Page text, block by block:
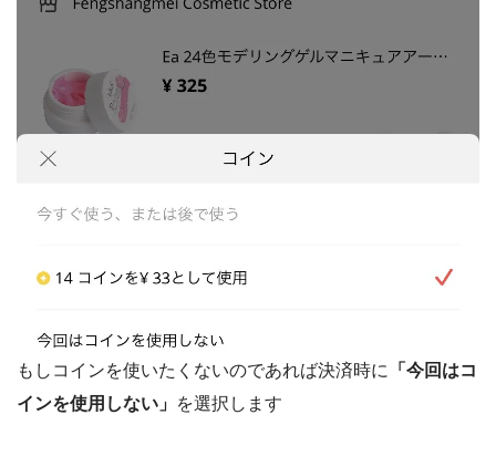
もしコインを使いたくないのであれば決済時に
「今回はコ
インを使用しない」 を選択します